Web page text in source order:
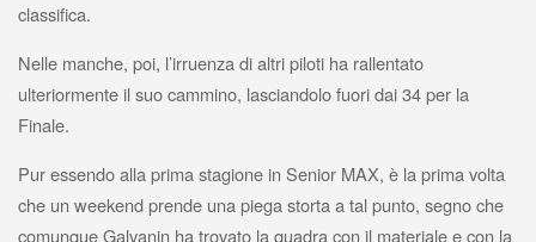
classifica.
Nelle manche, poi, l’irruenza di altri piloti ha rallentato
ulteriormente il suo cammino, lasciandolo fuori dai 34 per la
Finale.
Pur essendo alla prima stagione in Senior MAX, è la prima volta
che un weekend prende una piega storta a tal punto, segno che
comunque Galvanin ha trovato la quadra con il materiale e con la